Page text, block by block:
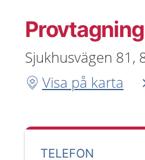
Sjukhusvägen 81,
Visa på karta
TELEFON